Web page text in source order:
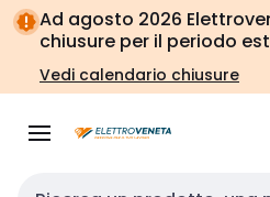
Vai alla
navigazione
Vai
alla
pagina
Ad agosto 2026
chiusure per il periodo
Vedi calendario chiusure